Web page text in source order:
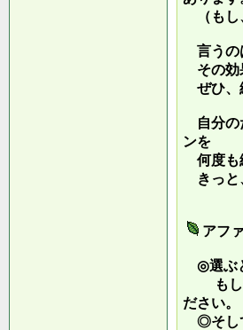
（もし
言うの
その効
ぜひ、
自分の
ンを
何度も
きっと
アフ
◎選ぶ
もしも
ださい。
◎そし